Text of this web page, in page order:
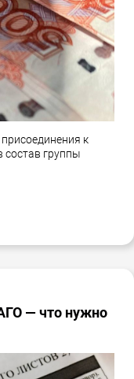
к
состав группы
— что нужно